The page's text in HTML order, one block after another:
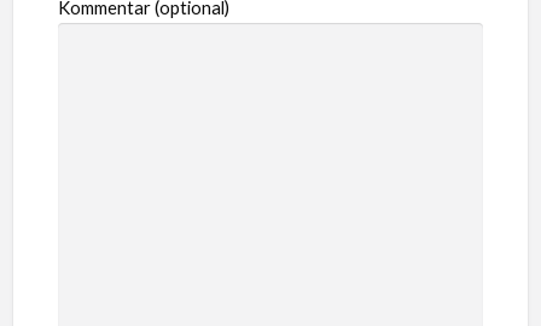
Kommentar (optional)